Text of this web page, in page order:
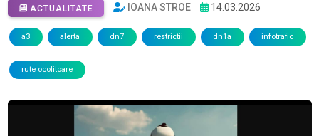
ACTUALITATE IOANA STROE 14.03.2026
a3 alerta dn7 restrictii dn1a infotrafic
rute ocolitoare